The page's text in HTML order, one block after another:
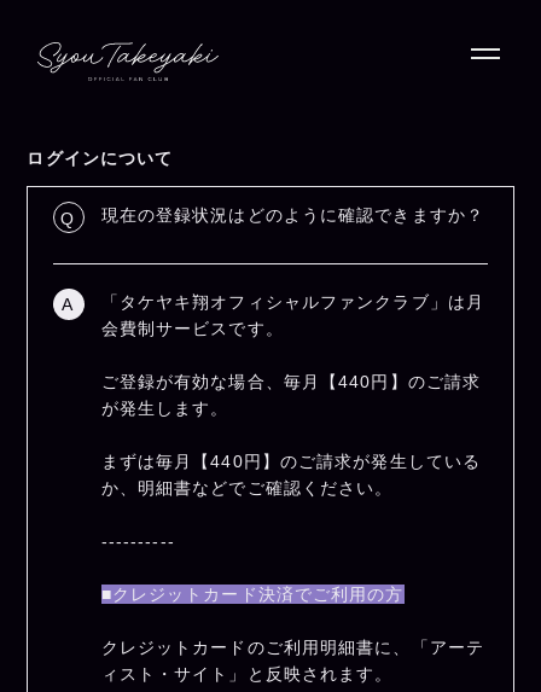
ログインについて
Q 現在の登録状況はどのように確認できますか？
A
「タケヤキ翔オフィシャルファンクラブ」は月
会費制サービスです。
ご登録が有効な場合、毎月【440円】のご請求
が発生します。
まずは毎月【440円】のご請求が発生している
か、明細書などでご確認ください。
----------
■クレジットカード決済でご利用の方
クレジットカードのご利用明細書に、「アーテ
ィスト・サイト」と反映されます。